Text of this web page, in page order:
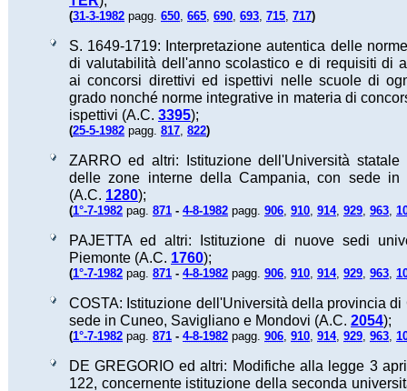
(31-3-1982 pagg. 650, 665, 690, 693, 715, 717)
S. 1649-1719: Interpretazione autentica delle
di valutabilità dell'anno scolastico e di requisiti di
ai concorsi direttivi ed ispettivi nelle scuole di
grado nonché norme integrative in materia di
ispettivi (A.C. 3395);
(25-5-1982 pagg. 817, 822)
ZARRO ed altri: Istituzione dell'Università
delle zone interne della Campania, con sede in
(A.C. 1280);
(1°-7-1982 pag. 871 - 4-8-1982 pagg. 906, 910, 914, 929, 963,
PAJETTA ed altri: Istituzione di nuove sedi
Piemonte (A.C. 1760);
(1°-7-1982 pag. 871 - 4-8-1982 pagg. 906, 910, 914, 929, 963,
COSTA: Istituzione dell'Università della provincia di
sede in Cuneo, Savigliano e Mondovi (A.C. 2054);
(1°-7-1982 pag. 871 - 4-8-1982 pagg. 906, 910, 914, 929, 963,
DE GREGORIO ed altri: Modifiche alla legge 3
122, concernente istituzione della seconda